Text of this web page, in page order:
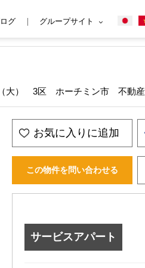
グ グループサイト
（大） 3区 ホーチミン市 不動産
お気に入りに追加
この物件を問い合わせる
サービスアパート